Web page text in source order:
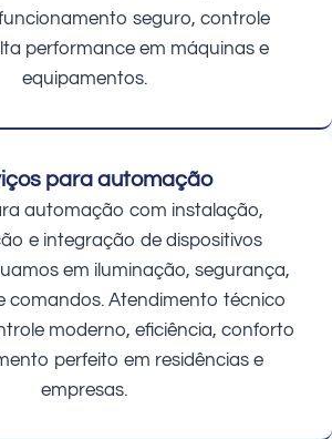
seguro, controle
performance em máquinas e
equipamentos.
para automação
automação com instalação,
e integração de dispositivos
em iluminação, segurança,
comandos. Atendimento técnico
moderno, eficiência, conforto
perfeito em residências e
empresas.